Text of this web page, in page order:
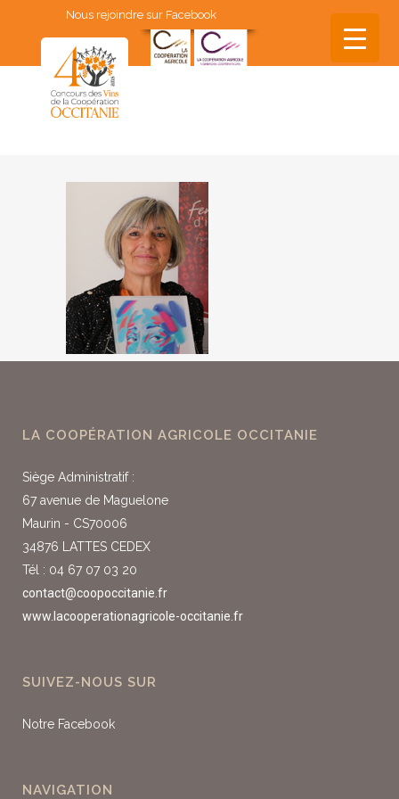
Nous rejoindre sur Facebook
LA COOPÉRATION AGRICOLE OCCITANIE
Siège Administratif :
67 avenue de Maguelone
Maurin - CS70006
34876 LATTES CEDEX
Tél : 04 67 07 03 20
contact@coopoccitanie.fr
www.lacooperationagricole-occitanie.fr
SUIVEZ-NOUS SUR
Notre Facebook
NAVIGATION